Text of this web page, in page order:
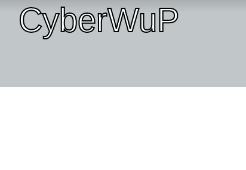
CyberWuP